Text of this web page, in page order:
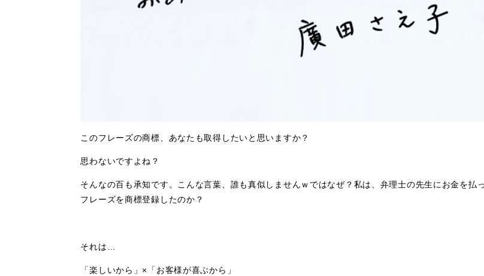
このフレーズの商標、あなたも取得したいと思いますか？
思わないですよね？
そんなの百も承知です。こんな言葉、誰も真似しませんｗではなぜ？私は、弁理士の先生にお金を払
フレーズを商標登録したのか？
それは…
「楽しいから」×「お客様が喜ぶから」